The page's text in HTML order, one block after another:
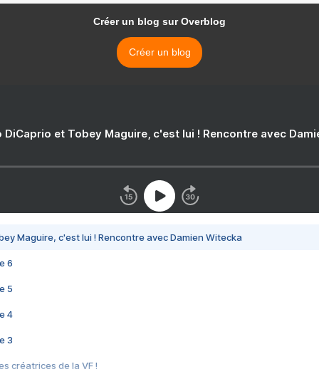
Créer un blog sur Overblog
Créer un blog
DiCaprio et Tobey Maguire, c'est lui ! Rencontre avec
Maguire, c'est lui ! Rencontre avec Damien Witecka
6
5
4
3
créatrices de la VF !